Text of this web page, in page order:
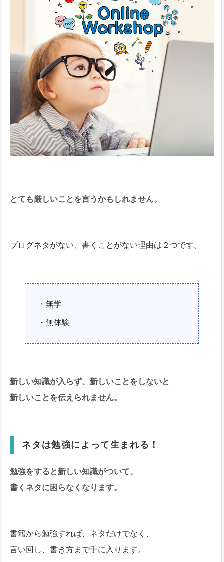
とても厳しいことを言うかもしれません。
ブログネタがない、書くことがない理由は２つです。
・無学
・無体験
新しい知識が入らず、新しいことをしないと
新しいことを伝えられません。
ネタは勉強によって生まれる！
勉強をすると新しい知識がついて、
書くネタに困らなくなります。
書籍から勉強すれば、ネタだけでなく、
言い回し、書き方まで手に入ります。